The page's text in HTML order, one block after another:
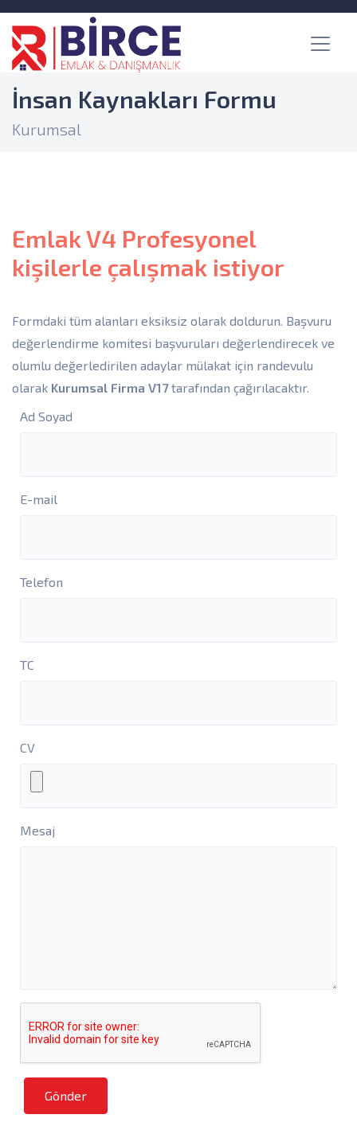
İnsan Kaynakları Formu
Kurumsal
Emlak V4 Profesyonel
kişilerle çalışmak istiyor
Formdaki tüm alanları eksiksiz olarak doldurun. Başvuru
değerlendirme komitesi başvuruları değerlendirecek ve
olumlu değerledirilen adaylar mülakat için randevulu
olarak Kurumsal Firma V17tarafından çağırılacaktır.
Ad Soyad
E-mail
Telefon
TC
CV
Mesaj
Gönder